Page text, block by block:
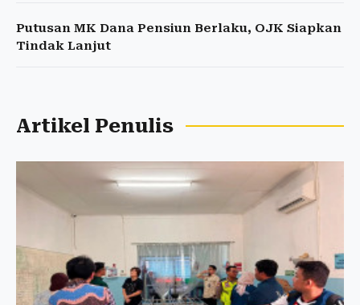
Putusan MK Dana Pensiun Berlaku, OJK Siapkan
Tindak Lanjut
Artikel Penulis